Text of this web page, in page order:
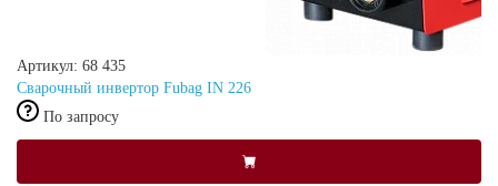
Артикул: 68 435
Сварочный инвертор Fubag IN 226
По запросу